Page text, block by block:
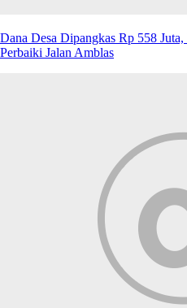
Dana Desa Dipangkas Rp 558
Perbaiki Jalan Amblas